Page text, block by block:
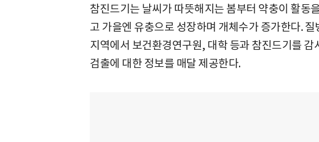
참진드기는 날씨가 따뜻해지는 봄부터 약충이 활동
고 가을엔 유충으로 성장하며 개체수가 증가한다.
지역에서 보건환경연구원, 대학 등과 참진드기를 감
검출에 대한 정보를 매달 제공한다.